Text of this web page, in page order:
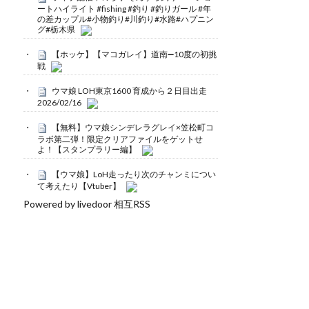
ートハイライト #fishing #釣り #釣りガール #年
の差カップル#小物釣り#川釣り#水路#ハプニン
グ#栃木県
【ホッケ】【マコガレイ】道南➖10度の初挑
戦
ウマ娘 LOH東京1600 育成から２日目出走
2026/02/16
【無料】ウマ娘シンデレラグレイ×笠松町コ
ラボ第二弾！限定クリアファイルをゲットせ
よ！【スタンプラリー編】
【ウマ娘】LoH走ったり次のチャンミについ
て考えたり【Vtuber】
Powered by livedoor 相互RSS